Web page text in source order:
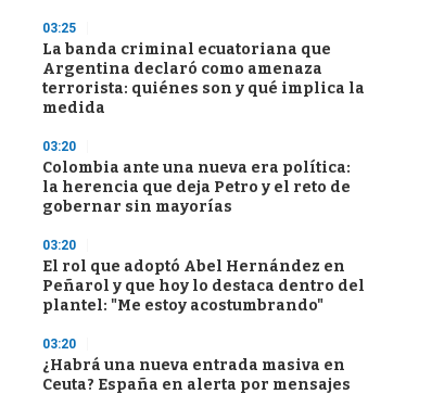
03:25
La banda criminal ecuatoriana que
Argentina declaró como amenaza
terrorista: quiénes son y qué implica la
medida
03:20
Colombia ante una nueva era política:
la herencia que deja Petro y el reto de
gobernar sin mayorías
03:20
El rol que adoptó Abel Hernández en
Peñarol y que hoy lo destaca dentro del
plantel: "Me estoy acostumbrando"
03:20
¿Habrá una nueva entrada masiva en
Ceuta? España en alerta por mensajes